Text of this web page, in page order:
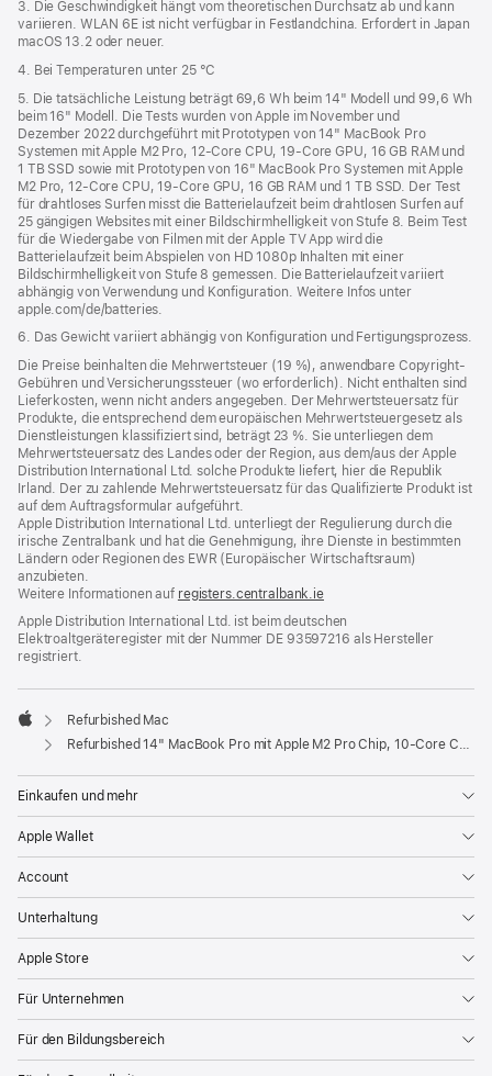
3. Die Geschwindigkeit hängt vom theoretischen Durchsatz ab und kann
variieren. WLAN 6E ist nicht verfügbar in Festlandchina. Erfordert in Japan
macOS 13.2 oder neuer.
4. Bei Temperaturen unter 25 °C
5. Die tatsächliche Leistung beträgt 69,6 Wh beim 14" Modell und 99,6 Wh
beim 16" Modell. Die Tests wurden von Apple im November und
Dezember 2022 durchgeführt mit Prototypen von 14" MacBook Pro
Systemen mit Apple M2 Pro, 12‑Core CPU, 19‑Core GPU, 16 GB RAM und
1 TB SSD sowie mit Prototypen von 16" MacBook Pro Systemen mit Apple
M2 Pro, 12‑Core CPU, 19‑Core GPU, 16 GB RAM und 1 TB SSD. Der Test
für drahtloses Surfen misst die Batterielaufzeit beim drahtlosen Surfen auf
25 gängigen Websites mit einer Bildschirmhelligkeit von Stufe 8. Beim Test
für die Wiedergabe von Filmen mit der Apple TV App wird die
Batterielaufzeit beim Abspielen von HD 1080p Inhalten mit einer
Bildschirmhelligkeit von Stufe 8 gemessen. Die Batterielaufzeit variiert
abhängig von Verwendung und Konfiguration. Weitere Infos unter
apple.com/de/batteries.
6. Das Gewicht variiert abhängig von Konfiguration und Fertigungsprozess.
Die Preise beinhalten die Mehrwertsteuer (19 %), anwendbare Copyright-
Gebühren und Versicherungssteuer (wo erforderlich). Nicht enthalten sind
Lieferkosten, wenn nicht anders angegeben. Der Mehrwertsteuersatz für
Produkte, die entsprechend dem europäischen Mehrwertsteuergesetz als
Dienstleistungen klassifiziert sind, beträgt 23 %. Sie unterliegen dem
Mehrwertsteuersatz des Landes oder der Region, aus dem/aus der Apple
Distribution International Ltd. solche Produkte liefert, hier die Republik
Irland. Der zu zahlende Mehrwertsteuersatz für das Qualifizierte Produkt ist
auf dem Auftragsformular aufgeführt.
Apple Distribution International Ltd. unterliegt der Regulierung durch die
irische Zentralbank und hat die Genehmigung, ihre Dienste in bestimmten
Ländern oder Regionen des EWR (Europäischer Wirtschaftsraum)
anzubieten.
Weitere Informationen auf registers.centralbank.ie
Apple Distribution International Ltd. ist beim deutschen
Elektroaltgeräteregister mit der Nummer DE 93597216 als Hersteller
registriert.
Apple
Refurbished Mac
Refurbished 14" MacBook Pro mit Apple M2 Pro Chip, 10‑Core CPU und 16‑Core GPU – Space Grau
Einkaufen und mehr
Apple Wallet
Account
Unterhaltung
Apple Store
Für Unternehmen
Für den Bildungsbereich